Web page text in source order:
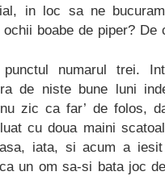
in loc sa ne
boabe de piper? De
numarul trei.
de niste bune luni
zic ca far’ de folos,
cu doua maini
iata, si acum a
un om sa-si bata joc